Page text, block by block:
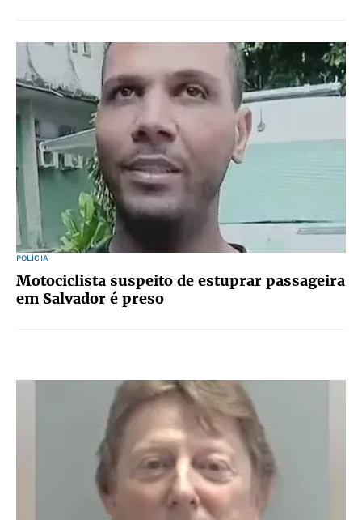
POLÍCIA
Motociclista suspeito de estuprar passageira
em Salvador é preso